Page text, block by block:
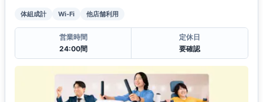
体組成計 Wi-Fi 他店舗利用
営業時間
24:00間
定休日
要確認